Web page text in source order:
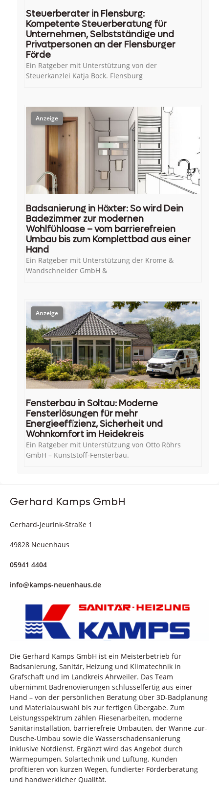
Steuerberater in Flensburg:
Kompetente Steuerberatung für
Unternehmen, Selbstständige und
Privatpersonen an der Flensburger
Förde
Ein Ratgeber mit Unterstützung von der
Steuerkanzlei Katja Bock. Flensburg
Badsanierung in Höxter: So wird Dein
Badezimmer zur modernen
Wohlfühloase – vom barrierefreien
Umbau bis zum Komplettbad aus einer
Hand
Ein Ratgeber mit Unterstützung der Krome &
Wandschneider GmbH &
Fensterbau in Soltau: Moderne
Fensterlösungen für mehr
Energieeffizienz, Sicherheit und
Wohnkomfort im Heidekreis
Ein Ratgeber mit Unterstützung von Otto Röhrs
GmbH – Kunststoff-Fensterbau.
Gerhard Kamps GmbH
Gerhard-Jeurink-Straße 1
49828 Neuenhaus
05941 4404
info@kamps-neuenhaus.de
Die Gerhard Kamps GmbH ist ein Meisterbetrieb für
Badsanierung, Sanitär, Heizung und Klimatechnik in
Grafschaft und im Landkreis Ahrweiler. Das Team
übernimmt Badrenovierungen schlüsselfertig aus einer
Hand – von der persönlichen Beratung über 3D-Badplanung
und Materialauswahl bis zur fertigen Übergabe. Zum
Leistungsspektrum zählen Fliesenarbeiten, moderne
Sanitärinstallation, barrierefreie Umbauten, der Wanne-zur-
Dusche-Umbau sowie die Wasserschadensanierung
inklusive Notdienst. Ergänzt wird das Angebot durch
Wärmepumpen, Solartechnik und Lüftung. Kunden
profitieren von kurzen Wegen, fundierter Förderberatung
und handwerklicher Qualität.